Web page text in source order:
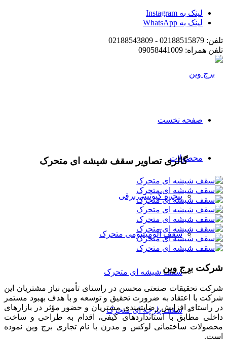
لینک به Instagram
لینک به WhatsApp
تلفن: 02188515879 - 02188543809
تلفن همراه: 09058441009
صفحه نخست
محصولات
پنجره گیوتینی برقی
سقف آلومینیومی متحرک
سقف شیشه ای متحرک
سقف پارچه ای متحرک
گالری تصاویر سقف شیشه ای متحرک
شرکت برج وین
شرکت تحقیقات صنعتی محسن در راستای تأمين نياز مشتريان اين
شركت با اعتقاد به ضرورت تحقيق و توسعه و با هدف بهبود مستمر
در راستای افزايش رضايتمندی مشتريان و حضور مؤثر در بازارهای
داخلی مطابق با استانداردهای کیفی، اقدام به طراحی و ساخت
محصولات ساختمانی لوکس و مدرن با نام تجاری برج وین نموده
است.